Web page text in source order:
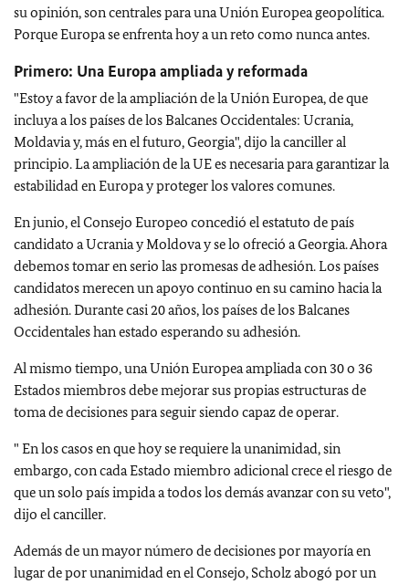
su opinión, son centrales para una Unión Europea geopolítica.
Porque Europa se enfrenta hoy a un reto como nunca antes.
Primero: Una Europa ampliada y reformada
"Estoy a favor de la ampliación de la Unión Europea, de que
incluya a los países de los Balcanes Occidentales: Ucrania,
Moldavia y, más en el futuro, Georgia", dijo la canciller al
principio. La ampliación de la UE es necesaria para garantizar la
estabilidad en Europa y proteger los valores comunes.
En junio, el Consejo Europeo concedió el estatuto de país
candidato a Ucrania y Moldova y se lo ofreció a Georgia. Ahora
debemos tomar en serio las promesas de adhesión. Los países
candidatos merecen un apoyo continuo en su camino hacia la
adhesión. Durante casi 20 años, los países de los Balcanes
Occidentales han estado esperando su adhesión.
Al mismo tiempo, una Unión Europea ampliada con 30 o 36
Estados miembros debe mejorar sus propias estructuras de
toma de decisiones para seguir siendo capaz de operar.
" En los casos en que hoy se requiere la unanimidad, sin
embargo, con cada Estado miembro adicional crece el riesgo de
que un solo país impida a todos los demás avanzar con su veto",
dijo el canciller.
Además de un mayor número de decisiones por mayoría en
lugar de por unanimidad en el Consejo, Scholz abogó por un